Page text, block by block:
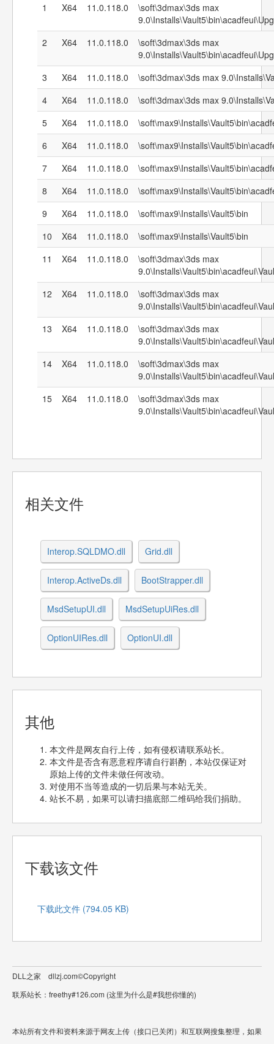
1 X64 11.0.118.0
\soft\3dmax\3ds max
2
X64 11.0.118.0
\soft\3dmax\3ds max
3
X64 11.0.118.0
\soft\3dmax\3ds max
4
X64 11.0.118.0
\soft\3dmax\3ds max
5
X64 11.0.118.0
6
X64 11.0.118.0
7
X64 11.0.118.0
8
X64 11.0.118.0
9
X64 11.0.118.0
\soft\max9\Installs\Vault5\bin
10
X64 11.0.118.0
\soft\max9\Installs\Vault5\bin
11
X64 11.0.118.0
\soft\3dmax\3ds max
12
X64 11.0.118.0
\soft\3dmax\3ds max
13
X64 11.0.118.0
\soft\3dmax\3ds max
14
X64 11.0.118.0
\soft\3dmax\3ds max
15
X64 11.0.118.0
\soft\3dmax\3ds max
相关文件
Interop.SQLDMO.dll Grid.dll
Interop.ActiveDs.dll BootStrapper.dll
MsdSetupUI.dll MsdSetupUiRes.dll
OptionUIRes.dll OptionUI.dll
其他
本文件是网友自行上传，如有侵权请联系站长。
本文件是否含有恶意程序请自行斟酌，本站仅保证对
原始上传的文件未做任何改动。
对使用不当等造成的一切后果与本站无关。
站长不易，如果可以请扫描底部二维码给我们捐助。
下载该文件
下载此文件 (794.05 KB)
DLL之家 dllzj.com©Copyright
联系站长：freethy#126.com (这里为什么是#我想你懂的)
本站所有文件和资料来源于网友上传（接口已关闭）和互联网搜集整理，如果